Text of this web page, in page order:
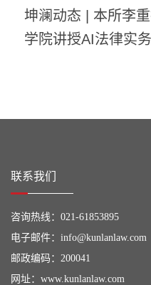
坤澜动态 | 本所李
学院讲授AI法律实
联系我们
咨询热线： 021-61853895
电子邮件： info@kunlanlaw.com
邮政编码：200041
网址： www.kunlanlaw.com